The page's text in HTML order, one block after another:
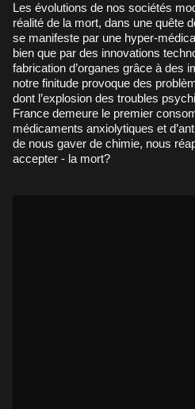
Les évolutions de nos sociétés
réalité de la mort, dans une quête
se manifeste par une hyper-
bien que par des innovations
fabrication d’organes grâce à des
notre finitude provoque des
dont l’explosion des troubles
France demeure le premier
médicaments anxiolytiques et
de nous gaver de chimie, nous
accepter - la mort?